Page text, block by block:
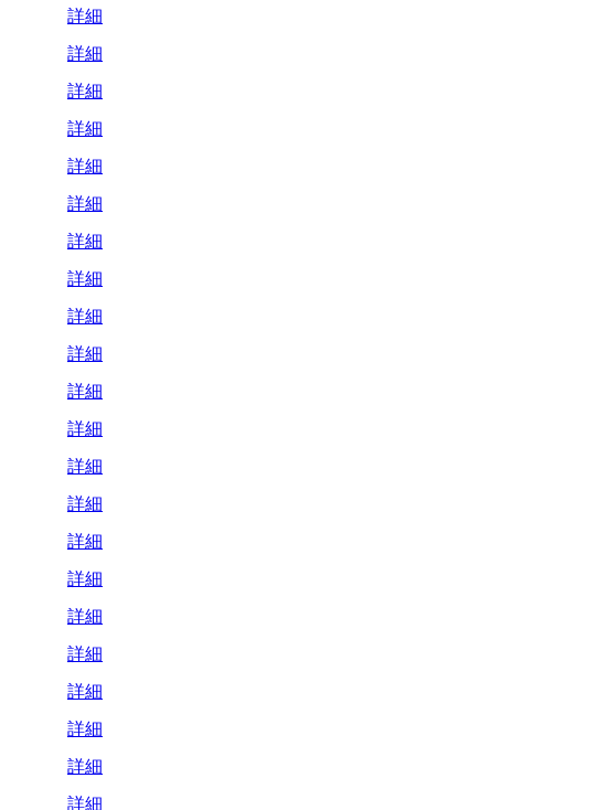
詳細
詳細
詳細
詳細
詳細
詳細
詳細
詳細
詳細
詳細
詳細
詳細
詳細
詳細
詳細
詳細
詳細
詳細
詳細
詳細
詳細
詳細